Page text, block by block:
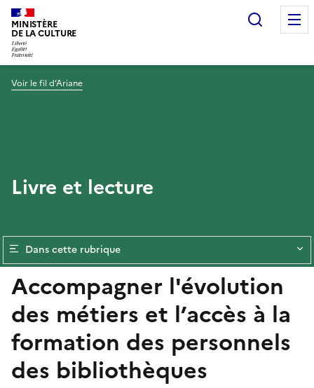
MINISTÈRE
DE LA CULTURE
Voir le fil d’Ariane
Livre et lecture
Dans cette rubrique
Accompagner l'évolution
des métiers et l’accès à la
formation des personnels
des bibliothèques